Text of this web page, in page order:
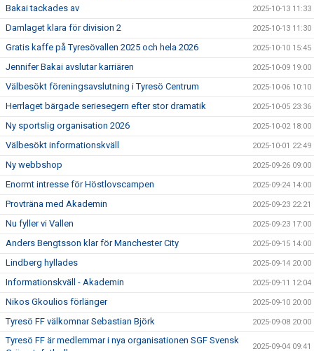
Bakai tackades av 2025-10-13 11:33
Damlaget klara för division 2 2025-10-13 11:30
Gratis kaffe på Tyresövallen 2025 och hela 2026 2025-10-10 15:45
Jennifer Bakai avslutar karriären 2025-10-09 19:00
Välbesökt föreningsavslutning i Tyresö Centrum 2025-10-06 10:10
Herrlaget bärgade seriesegern efter stor dramatik 2025-10-05 23:36
Ny sportslig organisation 2026 2025-10-02 18:00
Välbesökt informationskväll 2025-10-01 22:49
Ny webbshop 2025-09-26 09:00
Enormt intresse för Höstlovscampen 2025-09-24 14:00
Provträna med Akademin 2025-09-23 22:21
Nu fyller vi Vallen 2025-09-23 17:00
Anders Bengtsson klar för Manchester City 2025-09-15 14:00
Lindberg hyllades 2025-09-14 20:00
Informationskväll - Akademin 2025-09-11 12:04
Nikos Gkoulios förlänger 2025-09-10 20:00
Tyresö FF välkomnar Sebastian Björk 2025-09-08 20:00
Tyresö FF är medlemmar i nya organisationen SGF Svensk
2025-09-04 09:41